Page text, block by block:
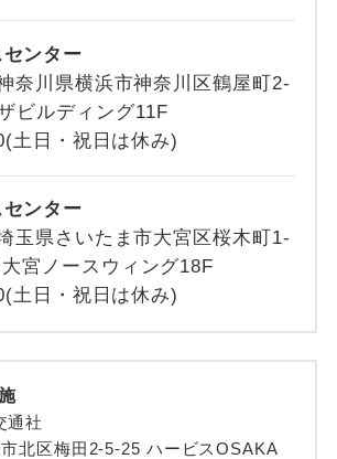
ンター
奈川県横浜市神奈川区鶴屋町2-
ビルディング11F
土日・祝日は休み)
ンター
玉県さいたま市大宮区桜木町1-
宮ノースウィング18F
土日・祝日は休み)
通社
北区梅田2-5-25 ハービスOSAKA